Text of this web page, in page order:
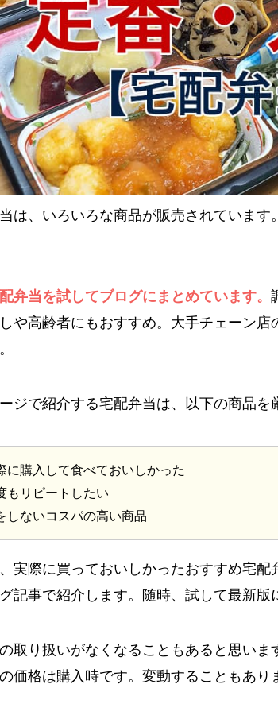
は、いろいろな商品が販売されています
弁当を試してブログにまとめています。
や高齢者にもおすすめ。大手チェーン
ジで紹介する宅配弁当は、以下の商品を
に購入して食べておいしかった
もリピートしたい
しないコスパの高い商品
実際に買っておいしかったおすすめ宅
記事で紹介します。随時、試して最新版
取り扱いがなくなることもあると思いま
価格は購入時です。変動することもあり